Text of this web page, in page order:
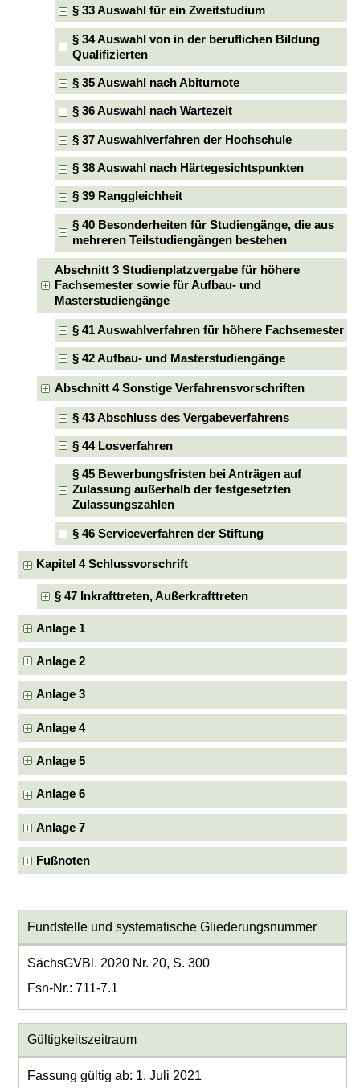
§ 33 Auswahl für ein Zweitstudium
§ 34 Auswahl von in der beruflichen Bildung
Qualifizierten
§ 35 Auswahl nach Abiturnote
§ 36 Auswahl nach Wartezeit
§ 37 Auswahlverfahren der Hochschule
§ 38 Auswahl nach Härtegesichtspunkten
§ 39 Ranggleichheit
§ 40 Besonderheiten für Studiengänge, die aus
mehreren Teilstudiengängen bestehen
Abschnitt 3 Studienplatzvergabe für höhere
Fachsemester sowie für Aufbau- und
Masterstudiengänge
§ 41 Auswahlverfahren für höhere Fachsemester
§ 42 Aufbau- und Masterstudiengänge
Abschnitt 4 Sonstige Verfahrensvorschriften
§ 43 Abschluss des Vergabeverfahrens
§ 44 Losverfahren
§ 45 Bewerbungsfristen bei Anträgen auf
Zulassung außerhalb der festgesetzten
Zulassungszahlen
§ 46 Serviceverfahren der Stiftung
Kapitel 4 Schlussvorschrift
§ 47 Inkrafttreten, Außerkrafttreten
Anlage 1
Anlage 2
Anlage 3
Anlage 4
Anlage 5
Anlage 6
Anlage 7
Fußnoten
Fundstelle und systematische Gliederungsnummer
SächsGVBl. 2020 Nr. 20, S. 300
Fsn-Nr.: 711-7.1
Gültigkeitszeitraum
Fassung gültig ab: 1. Juli 2021